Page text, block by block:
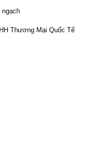
ngạch
Thương Mại Quốc Tế